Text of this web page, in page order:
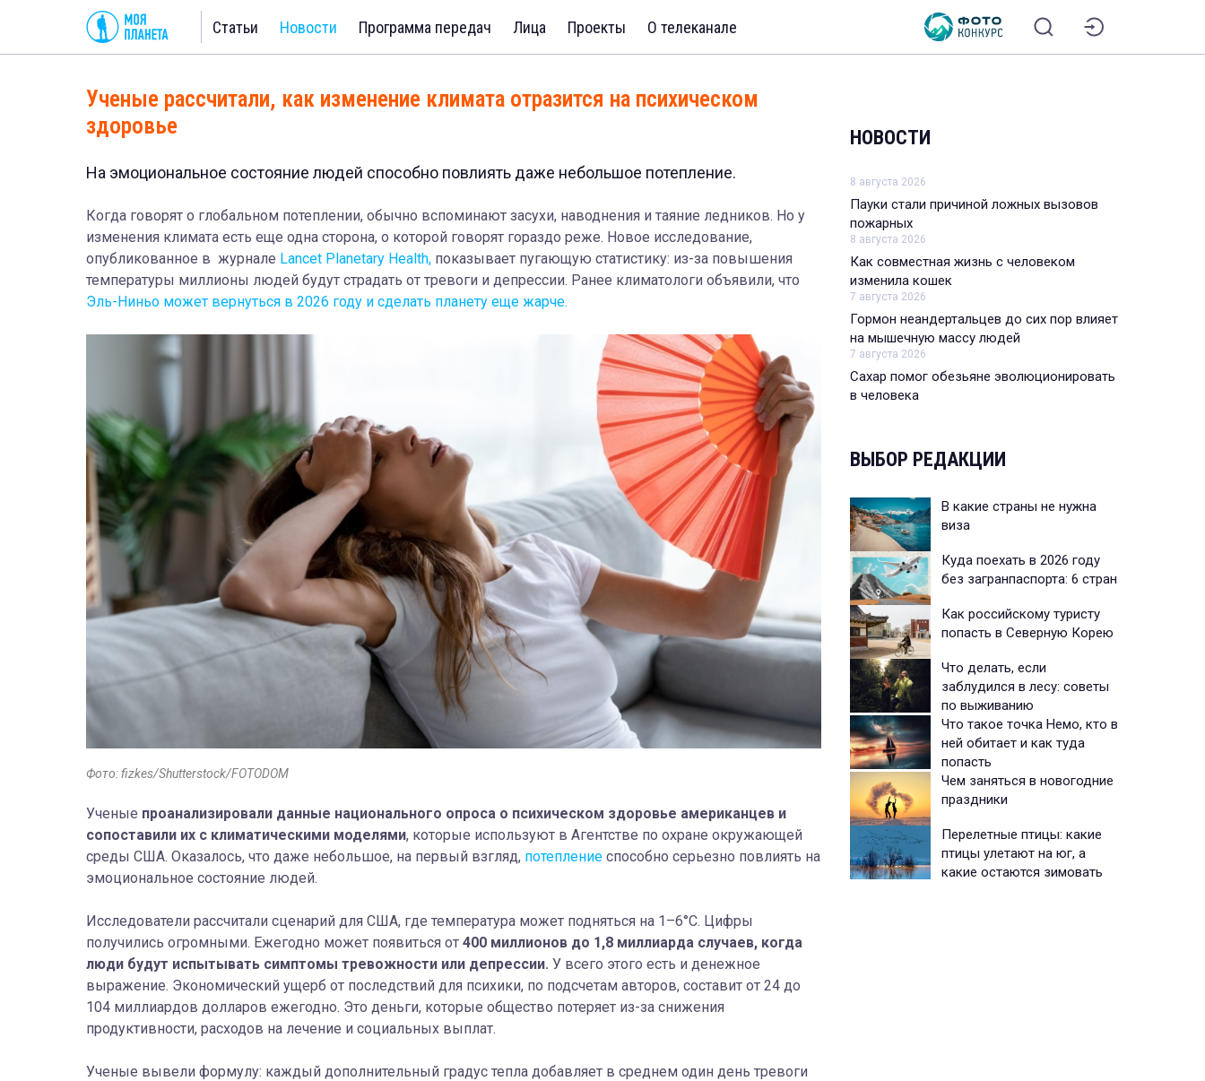
Статьи Новости Программа передач Лица Проекты О телеканале
Ученые рассчитали, как изменение климата отразится на психическом
здоровье
На эмоциональное состояние людей способно повлиять даже небольшое потепление.
Когда говорят о глобальном потеплении, обычно вспоминают засухи, наводнения и таяние ледников. Но у
изменения климата есть еще одна сторона, о которой говорят гораздо реже. Новое исследование,
опубликованное в журнале Lancet Planetary Health, показывает пугающую статистику: из-за повышения
температуры миллионы людей будут страдать от тревоги и депрессии. Ранее климатологи объявили, что
Эль-Ниньо может вернуться в 2026 году и сделать планету еще жарче.
Фото: fizkes/Shutterstock/FOTODOM
Ученые проанализировали данные национального опроса о психическом здоровье американцев и
сопоставили их с климатическими моделями, которые используют в Агентстве по охране окружающей
среды США. Оказалось, что даже небольшое, на первый взгляд, потепление способно серьезно повлиять на
эмоциональное состояние людей.
Исследователи рассчитали сценарий для США, где температура может подняться на 1–6°C. Цифры
получились огромными. Ежегодно может появиться от 400 миллионов до 1,8 миллиарда случаев, когда
люди будут испытывать симптомы тревожности или депрессии. У всего этого есть и денежное
выражение. Экономический ущерб от последствий для психики, по подсчетам авторов, составит от 24 до
104 миллиардов долларов ежегодно. Это деньги, которые общество потеряет из-за снижения
продуктивности, расходов на лечение и социальных выплат.
Ученые вывели формулу: каждый дополнительный градус тепла добавляет в среднем один день тревоги
НОВОСТИ
8 августа 2026
Пауки стали причиной ложных вызовов
пожарных
8 августа 2026
Как совместная жизнь с человеком
изменила кошек
7 августа 2026
Гормон неандертальцев до сих пор влияет
на мышечную массу людей
7 августа 2026
Сахар помог обезьяне эволюционировать
в человека
ВЫБОР РЕДАКЦИИ
В какие страны не нужна
виза
Куда поехать в 2026 году
без загранпаспорта: 6 стран
Как российскому туристу
попасть в Северную Корею
Что делать, если
заблудился в лесу: советы
по выживанию
Что такое точка Немо, кто в
ней обитает и как туда
попасть
Чем заняться в новогодние
праздники
Перелетные птицы: какие
птицы улетают на юг, а
какие остаются зимовать